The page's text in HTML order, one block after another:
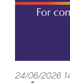
24/06/2026